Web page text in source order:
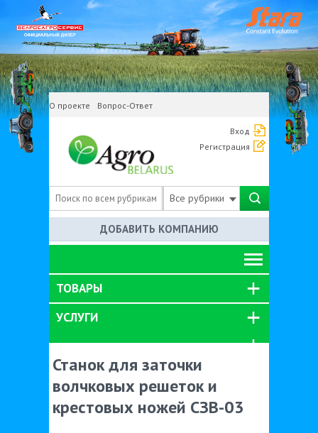
О проекте Вопрос-Ответ
Вход
Регистрация
Все рубрики
ДОБАВИТЬ КОМПАНИЮ
ТОВАРЫ
УСЛУГИ
Станок для заточки
волчковых решеток и
крестовых ножей СЗВ-03